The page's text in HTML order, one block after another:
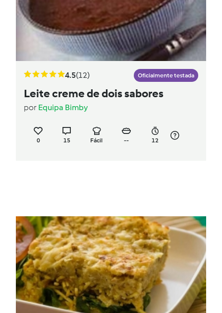
4.5(12) Oficialmente testada
Leite creme de dois sabores
por Equipa Bimby
0 15 Fácil -- 12